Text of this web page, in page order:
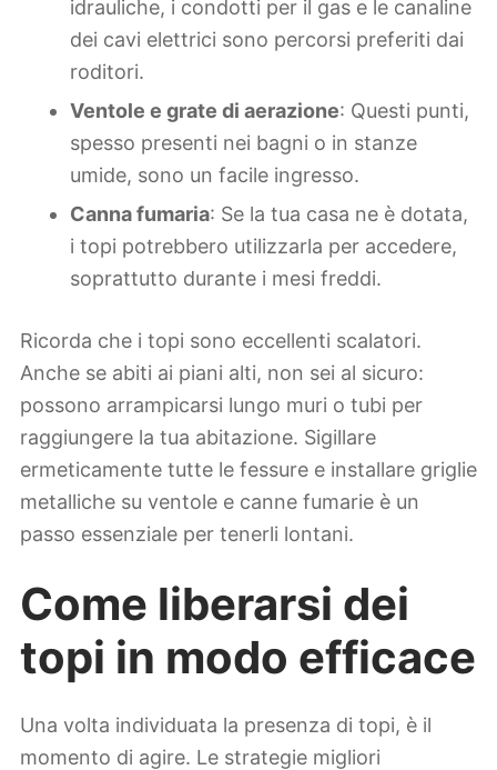
idrauliche, i condotti per il gas e le canaline
dei cavi elettrici sono percorsi preferiti dai
roditori.
Ventole e grate di aerazione: Questi punti,
spesso presenti nei bagni o in stanze
umide, sono un facile ingresso.
Canna fumaria: Se la tua casa ne è dotata,
i topi potrebbero utilizzarla per accedere,
soprattutto durante i mesi freddi.
Ricorda che i topi sono eccellenti scalatori.
Anche se abiti ai piani alti, non sei al sicuro:
possono arrampicarsi lungo muri o tubi per
raggiungere la tua abitazione. Sigillare
ermeticamente tutte le fessure e installare griglie
metalliche su ventole e canne fumarie è un
passo essenziale per tenerli lontani.
Come liberarsi dei
topi in modo efficace
Una volta individuata la presenza di topi, è il
momento di agire. Le strategie migliori